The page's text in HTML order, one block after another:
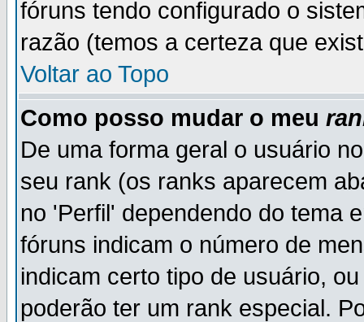
fóruns tendo configurado o
razão (temos a certeza que
Voltar ao Topo
Como posso mudar o meu
De uma forma geral o usuário
seu rank (os ranks aparecem
no 'Perfil' dependendo do tema
fóruns indicam o número de
indicam certo tipo de usuário,
poderão ter um rank especial.